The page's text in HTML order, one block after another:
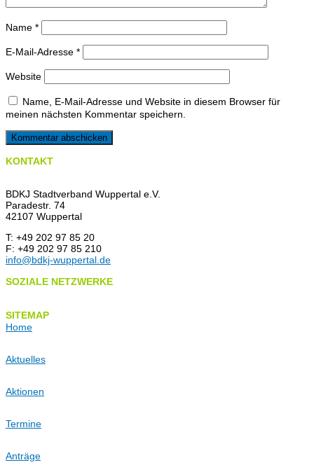
Name *
E-Mail-Adresse *
Website
Name, E-Mail-Adresse und Website in diesem Browser für
meinen nächsten Kommentar speichern.
KONTAKT
BDKJ Stadtverband Wuppertal e.V.
Paradestr. 74
42107 Wuppertal
T: +49 202 97 85 20
F: +49 202 97 85 210
info@bdkj-wuppertal.de
SOZIALE NETZWERKE
SITEMAP
Home
Aktuelles
Aktionen
Termine
Anträge